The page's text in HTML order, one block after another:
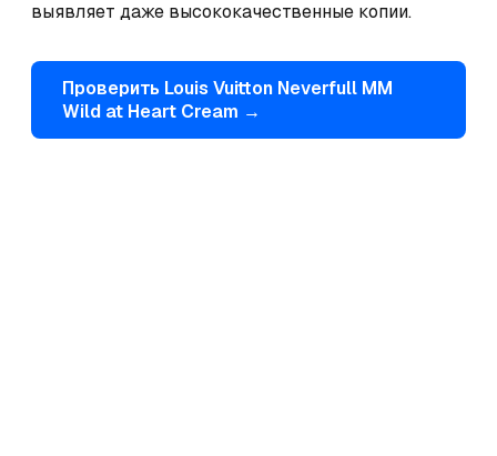
выявляет даже высококачественные копии.
Проверить Louis Vuitton Neverfull MM
Wild at Heart Cream →